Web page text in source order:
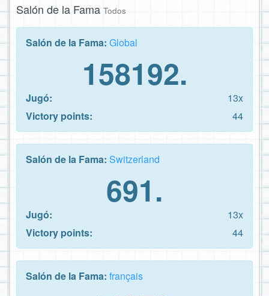
Salón de la Fama Todos
Salón de la Fama: Global
158192.
Jugó:
13x
Victory points:
44
Salón de la Fama: Switzerland
691.
Jugó:
13x
Victory points:
44
Salón de la Fama: français